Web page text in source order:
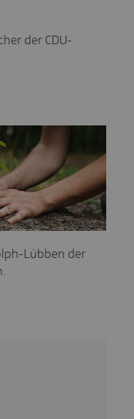
der CDU-
Lübben der